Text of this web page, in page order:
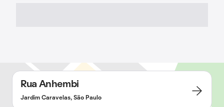
Rua Anhembi
Jardim Caravelas, São Paulo